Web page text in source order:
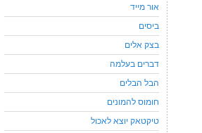
אור מייד
ביסים
בצק אלים
דברים בעלמה
הבל הבלים
חומוס להמונים
טיקטאק יוצא לאכול